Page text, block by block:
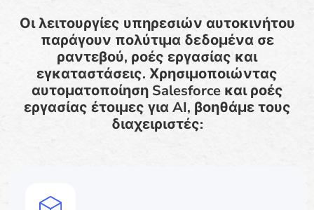
Οι λειτουργίες υπηρεσιών αυτοκινήτου
παράγουν πολύτιμα δεδομένα σε
ραντεβού, ροές εργασίας και
εγκαταστάσεις. Χρησιμοποιώντας
αυτοματοποίηση Salesforce και ροές
εργασίας έτοιμες για AI, βοηθάμε τους
διαχειριστές: